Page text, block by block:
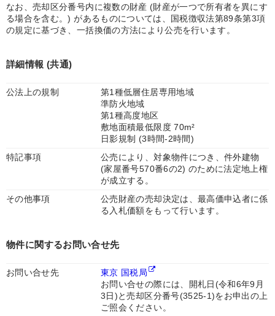
なお、売却区分番号内に複数の財産 (財産が一つで所有者を異にす
る場合を含む。) があるものについては、国税徴収法第89条第3項
の規定に基づき、一括換価の方法により公売を行います。
詳細情報 (共通)
公法上の規制
第1種低層住居専用地域
準防火地域
第1種高度地区
敷地面積最低限度 70m²
日影規制 (3時間-2時間)
特記事項
公売により、対象物件につき、件外建物
(家屋番号570番6の2) のために法定地上権
が成立する。
その他事項
公売財産の売却決定は、最高価申込者に係
る入札価額をもって行います。
物件に関するお問い合せ先
お問い合せ先
東京 国税局
お問い合せの際には、開札日(令和6年9月
3日)と売却区分番号(3525-1)をお申出の上
ご照会ください。